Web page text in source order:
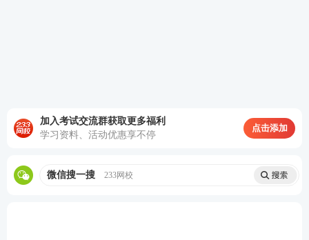
加入考试交流群获取更多福利
学习资料、活动优惠享不停
点击添加
微信搜一搜 233网校